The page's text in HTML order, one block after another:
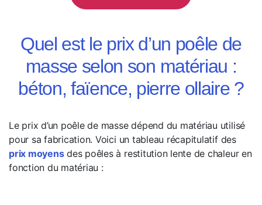
Quel est le prix d’un poêle de
masse selon son matériau :
béton, faïence, pierre ollaire ?
Le prix d’un poêle de masse dépend du matériau utilisé
pour sa fabrication. Voici un tableau récapitulatif des
prix moyensdes poêles à restitution lente de chaleur en
fonction du matériau :